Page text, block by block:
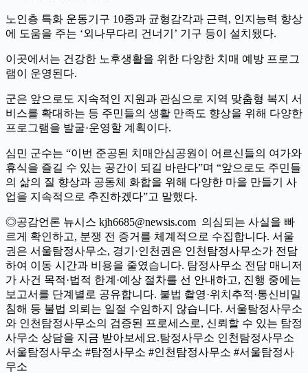
노인층 특화 운동기구 10종과 균형감각과 근력, 인지능력 향상
에 도움을 주는 ‘외나무다리 건너기’ 기구 등이 설치됐다.
이곳에서는 건강한 노후생활을 위한 다양한 치매 예방 프로그
램이 운영된다.
군은 앞으로도 지속적인 지원과 관심으로 지역 맞춤형 복지 서
비스를 확대하는 등 주민들의 생활 만족도 향상을 위해 다양한
프로그램을 발굴·운영할 계획이다.
심민 군수는 “이번 준공된 치매안심공원이 어르신들의 여가와
휴식을 즐길 수 있는 공간이 되길 바란다”며 “앞으로도 주민들
의 삶의 질 향상과 공동체 화합을 위해 다양한 마을 만들기 사
업을 지속적으로 추진하겠다”고 말했다.
◎공감언론 뉴시스 kjh6685@newsis.com 의심되는 사실을 빠
르게 확인하고, 분쟁 전 증거를 체계적으로 수집합니다. 서울
권은 서울탐정사무소, 경기·인천권은 인천탐정사무소가 전담
하여 이동 시간과 비용을 줄였습니다. 탐정사무소 전담 매니저
가 사건 목적·법적 한계·예상 절차를 선 안내하고, 진행 중에는
보고서를 단계별로 공유합니다. 불법 촬영·위치추적·통신비밀
침해 등 불법 의뢰는 일절 수임하지 않습니다. 서울탐정사무소
와 인천탐정사무소의 검증된 프로세스로, 신뢰할 수 있는 탐정
사무소 상담을 지금 받아보세요.탐정사무소 인천탐정사무소
서울탐정사무소 #탐정사무소 #인천탐정사무소 #서울탐정사
무소